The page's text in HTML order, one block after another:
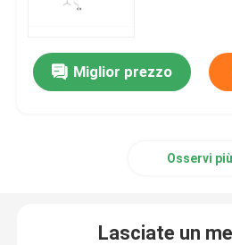
Miglior prezzo
Osservi più
Lasciate un